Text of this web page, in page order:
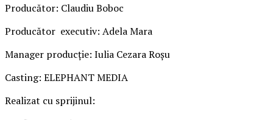
Producător: Claudiu Boboc
Producător executiv: Adela Mara
Manager producție: Iulia Cezara Roșu
Casting: ELEPHANT MEDIA
Realizat cu sprijinul: